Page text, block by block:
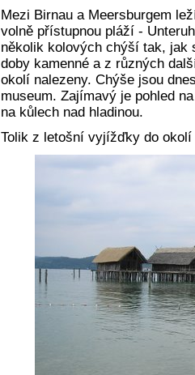
Mezi Birnau a Meersburgem
volně přístupnou pláží -
několik kolových chýší tak, jak
doby kamenné a z různých
okolí nalezeny. Chýše jsou
museum. Zajímavý je pohled
na kůlech nad hladinou.
Tolik z letošní vyjížďky do okolí